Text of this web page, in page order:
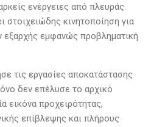
ενέργειες από πλευράς
στοιχειώδης κινητοποίηση για
εξαρχής εμφανώς προβληματική
τις εργασίες αποκατάστασης
δεν επέλυσε το αρχικό
εικόνα προχειρότητας,
επίβλεψης και πλήρους